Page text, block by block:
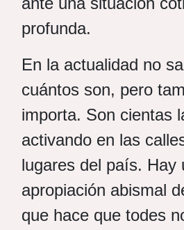
profunda.
En la actualidad no
cuántos son, pero
importa. Son cientas
activando en las
lugares del país. Hay
apropiación abismal
que hace que todes